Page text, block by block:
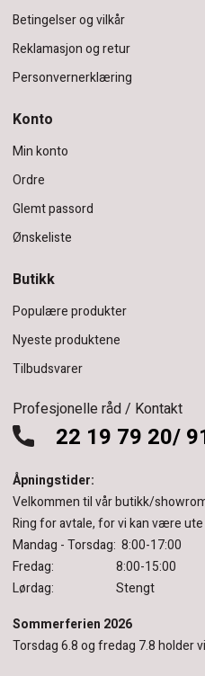
Betingelser og vilkår
Reklamasjon og retur
Personvernerklæring
Konto
Min konto
Ordre
Glemt passord
Ønskeliste
Butikk
Populære produkter
Nyeste produktene
Tilbudsvarer
Profesjonelle råd / Kontakt
22 19 79 20/
Åpningstider:
Velkommen til vår butikk/
Ring for avtale, for vi kan være
Mandag - Torsdag: 8:00-17:00
Fredag: 8:00-15:00
Lørdag: Stengt
Sommerferien 2026
Torsdag 6.8 og fredag 7.8 holder